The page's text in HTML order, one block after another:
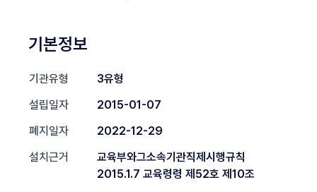
기본정보
기관유형
3유형
설립일자
2015-01-07
폐지일자
2022-12-29
설치근거
교육부와그소속기관직제시행규칙
2015.1.7 교육령령 제52호 제10조